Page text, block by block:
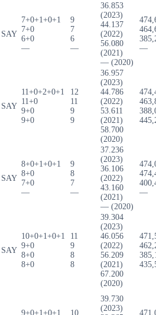
SAY
7+0+1+0+1
7+0
6+0
—
9
7
6
—
36.853
(2023)
44.137
(2022)
56.080
(2021)
— (2020)
—
SAY
11+0+2+0+1
11+0
9+0
9+0
12
11
9
9
36.957
(2023)
44.786
(2022)
53.611
(2021)
58.700
(2020)
SAY
8+0+1+0+1
8+0
7+0
—
9
8
7
—
37.236
(2023)
36.106
(2022)
43.160
(2021)
— (2020)
—
SAY
10+0+1+0+1
9+0
8+0
8+0
11
9
8
8
39.304
(2023)
46.056
(2022)
56.209
(2021)
67.200
(2020)
9+0+1+0+1
10
39.730
(2023)